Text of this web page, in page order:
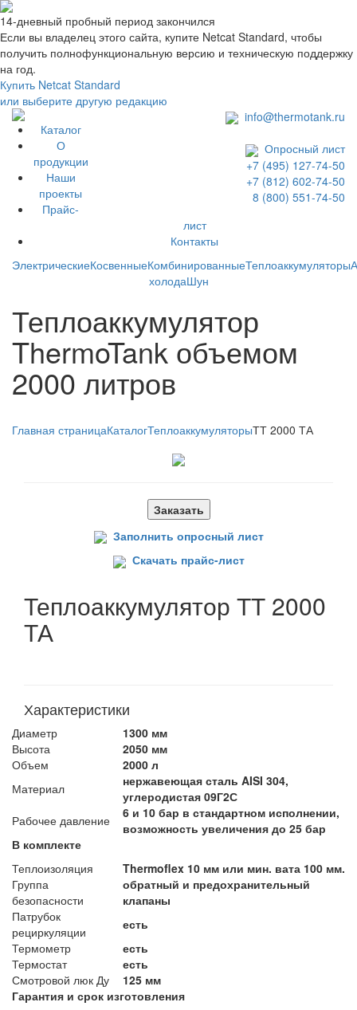
14-дневный пробный период закончился
Если вы владелец этого сайта, купите Netcat Standard, чтобы
получить полнофункциональную версию и техническую поддержку
на год.
Купить Netcat Standard
или выберите другую редакцию
info@thermotank.ru
Опросный лист
+7 (495) 127-74-50
+7 (812) 602-74-50
8 (800) 551-74-50
Каталог
О
продукции
Наши
проекты
Прайс-
лист
Контакты
Каталог
ЭлектрическиеКосвенныеКомбинированныеТеплоаккумуляторы
холодаШун
Теплоаккумулятор
ThermoTank объемом
2000 литров
Главная страницаКаталогТеплоаккумуляторыТТ 2000 ТА
Заказать
Заполнить опросный лист
Скачать прайс-лист
Теплоаккумулятор ТТ 2000
ТА
Характеристики
Диаметр
1300 мм
Высота
2050 мм
Объем
2000 л
Материал
нержавеющая сталь AISI 304,
углеродистая 09Г2С
Рабочее давление
6 и 10 бар в стандартном исполнении,
возможность увеличения до 25 бар
В комплекте
Теплоизоляция
Thermoflex 10 мм или мин. вата 100 мм.
Группа
безопасности
обратный и предохранительный
клапаны
Патрубок
рециркуляции
есть
Термометр
есть
Термостат
есть
Смотровой люк Ду
125 мм
Гарантия и срок изготовления